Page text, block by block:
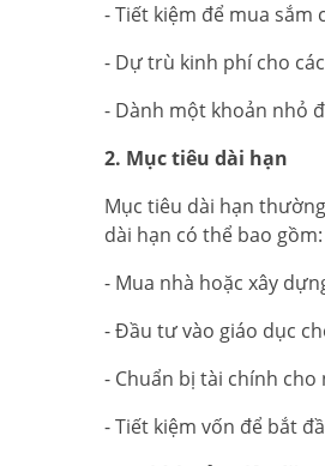
- Tiết kiệm để mua sắm
- Dự trù kinh phí cho
- Dành một khoản nhỏ
2. Mục tiêu dài hạn
Mục tiêu dài hạn
dài hạn có thể bao gồm:
- Mua nhà hoặc xây
- Đầu tư vào giáo dục
- Chuẩn bị tài chính
- Tiết kiệm vốn để bắt